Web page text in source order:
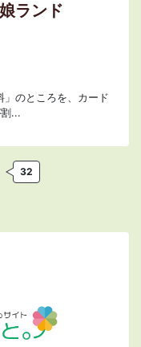
ランド
」のところを、カード
...
32